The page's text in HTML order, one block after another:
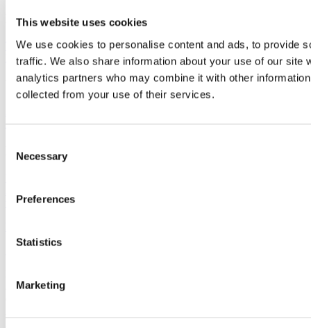
This website uses cookies
We use cookies to personalise content and ads, to provide
traffic. We also share information about your use of our site
analytics partners who may combine it with other
collected from your use of their services.
Selection
Necessary
Preferences
Statistics
Marketing
Produktreihen
Thermofix PROMarilo FatraClickRS-clickNovoflor ExtraGaris
HSDElektrostatik
Wichtige Links
Fatra a.s.
SitemapDatenschutz
27465021, mit Sitz in třída Tomáše Bati 1541, 763 61 Napajedla,